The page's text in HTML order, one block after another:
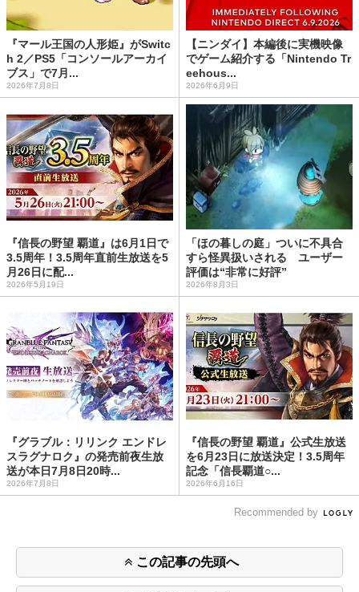
『マール王国の人形姫』がSwitc
h 2／PS5「コンソールアーカイ
ブス」で7月...
2026年7月8日
【ニンダイ】本編後に実機映像
でゲーム紹介する「Nintendo Tr
eehous...
2026年6月9日
『信長の野望 覇道』は6月1日で
3.5周年！3.5周年直前生放送を5
月26日に配...
2026年5月19日
「ほの暮しの庭」ついに不具合
すら怪異扱いされる ユーザー
評価は“非常に好評”
2026年8月3日
『グラブル：リリンク エンドレ
スラグナロク』の発売前夜生放
送が本日7月8日20時...
2026年7月8日
『信長の野望 覇道』公式生放送
を6月23日に放送決定！3.5周年
記念「信長覇道○...
2026年6月16日
Recommended by
この記事の先頭へ